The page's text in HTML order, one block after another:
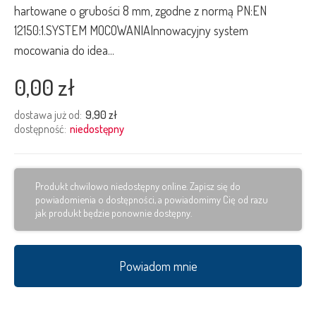
hartowane o grubości 8 mm, zgodne z normą PN:EN
12150:1.SYSTEM MOCOWANIAInnowacyjny system
mocowania do idea...
0,00 zł
dostawa już od: 9,90 zł
dostępność: niedostępny
Produkt chwilowo niedostępny online. Zapisz się do
powiadomienia o dostępności, a powiadomimy Cię od razu
jak produkt będzie ponownie dostępny.
Powiadom mnie